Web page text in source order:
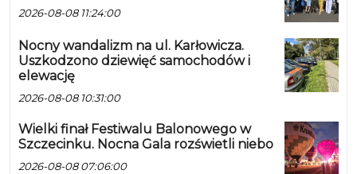
2026-08-08 11:24:00
Nocny wandalizm na ul. Karłowicza.
Uszkodzono dziewięć samochodów i
elewację
2026-08-08 10:31:00
Wielki finał Festiwalu Balonowego w
Szczecinku. Nocna Gala rozświetli niebo
2026-08-08 07:06:00